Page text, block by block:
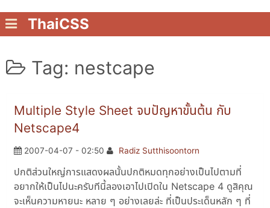
ThaiCSS
Tag: nestcape
Multiple Style Sheet จบปัญหาขั้นต้น กับ
Netscape4
2007-04-07 - 02:50 Radiz Sutthisoontorn
ปกติส่วนใหญ่การแสดงผลนั้นปกติหมดทุกอย่างเป็นไปตามที่
อยากให้เป็นไปนะครับทีนี้ลองเอาไปเปิดใน Netscape 4 ดูสิคุณ
จะเห็นความหายนะ หลาย ๆ อย่างเลยล่ะ ที่เป็นประเด็นหลัก ๆ ที่